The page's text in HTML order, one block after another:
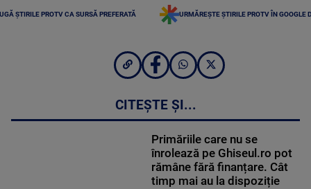
ȘTIRILE PROTV CA SURSĂ PREFERATĂ URMĂREȘTE ȘTIRILE PROTV ÎN GOOGLE
CITEȘTE ȘI...
Primăriile care nu se
înrolează pe Ghiseul.ro pot
rămâne fără finanțare. Cât
timp mai au la dispoziție